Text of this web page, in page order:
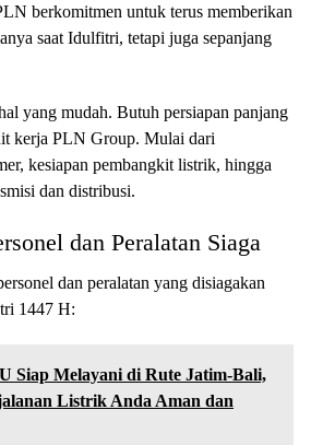
berkomitmen untuk terus memberikan
saat Idulfitri, tetapi juga sepanjang
yang mudah. Butuh persiapan panjang
kerja PLN Group. Mulai dari
kesiapan pembangkit listrik, hingga
dan distribusi.
dan Peralatan Siaga
dan peralatan yang disiagakan
1447 H:
Siap Melayani di Rute Jatim-Bali,
Listrik Anda Aman dan